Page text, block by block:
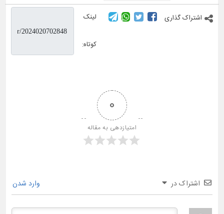
اشتراک گذاری لینک
کوتاه:
0
امتیازدهی به مقاله
اشتراک در وارد شدن